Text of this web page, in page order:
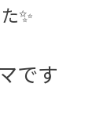
✨
です